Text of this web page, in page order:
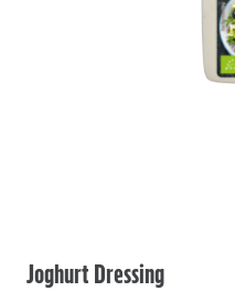
Joghurt Dressing